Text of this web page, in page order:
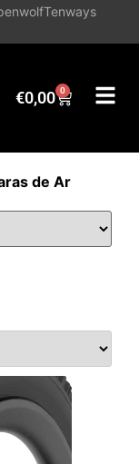
Tenways
€0,00 0
de Ar